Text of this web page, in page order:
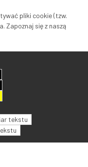
pliki cookie (tzw.
Zapoznaj się z naszą
tekstu